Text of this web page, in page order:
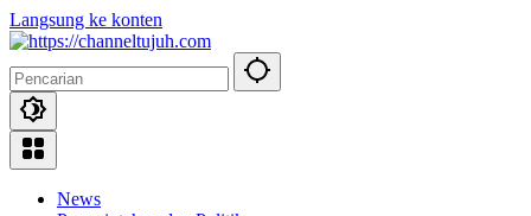
Langsung ke konten
News